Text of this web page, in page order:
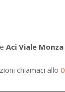
Aci Viale
chiamaci allo